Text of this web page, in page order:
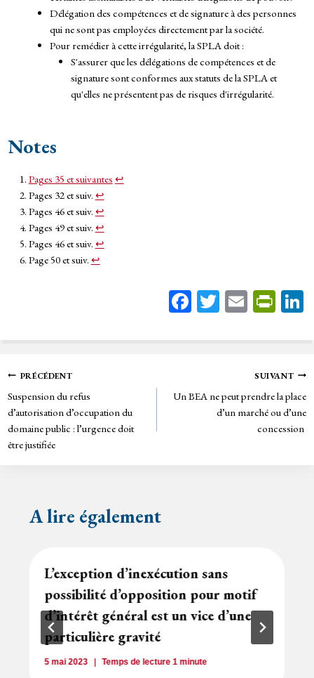
Délégation des compétences et de signature à des personnes
qui ne sont pas employées directement par la société.
Pour remédier à cette irrégularité, la SPLA doit :
S'assurer que les délégations de compétences et de
signature sont conformes aux statuts de la SPLA et
qu'elles ne présentent pas de risques d'irrégularité.
Notes
Pages 35 et suivantes ↩︎
Pages 32 et suiv. ↩︎
Pages 46 et suiv. ↩︎
Pages 49 et suiv. ↩︎
Pages 46 et suiv. ↩︎
Page 50 et suiv. ↩︎
Fa
bo
T
tt
E
ail
Pr
tF
rie
n
dl
y
Navigation
de
l’article
PRÉCÉDENT
Suspension du refus
d’autorisation d’occupation du
domaine public : l’urgence doit
être justifiée
SUIVANT
Un BEA ne peut prendre la place
d’un marché ou d’une
concession
A lire également
L’exception d’inexécution sans
possibilité d’opposition pour motif
d’intérêt général est un vice d’une
particulière gravité
5 mai 2023 Temps de lecture 1minute